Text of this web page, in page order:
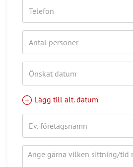
Lägg till alt. datum